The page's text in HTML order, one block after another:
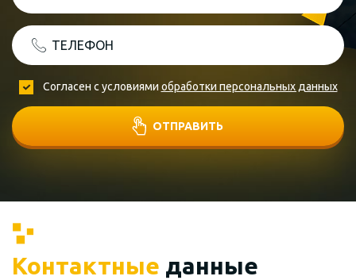
ТЕЛЕФОН
Согласен с условиями обработки персональных данных
ОТПРАВИТЬ
Контактные данные